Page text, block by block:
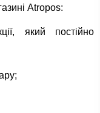
Atropos:
який постійно